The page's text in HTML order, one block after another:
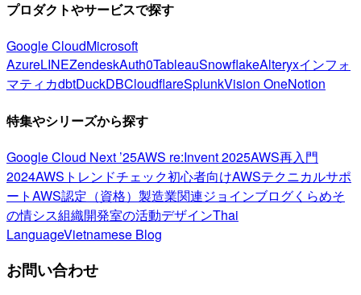
プロダクトやサービスで探す
Google CloudMicrosoft
AzureLINEZendeskAuth0TableauSnowflakeAlteryxインフォ
マティカdbtDuckDBCloudflareSplunkVision OneNotion
特集やシリーズから探す
Google Cloud Next ’25AWS re:Invent 2025AWS再入門
2024AWSトレンドチェック初心者向けAWSテクニカルサポ
ートAWS認定（資格） 製造業関連ジョインブログくらめそ
の情シス組織開発室の活動デザインThai
LanguageVietnamese Blog
お問い合わせ